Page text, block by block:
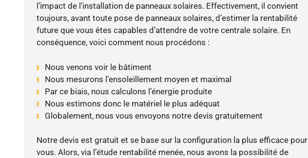
l’impact de l’installation de panneaux solaires. Effectivement, il convient
toujours, avant toute pose de panneaux solaires, d’estimer la rentabilité
future que vous êtes capables d’attendre de votre centrale solaire. En
conséquence, voici comment nous procédons :
Nous venons voir le bâtiment
Nous mesurons l’ensoleillement moyen et maximal
Par ce biais, nous calculons l’énergie produite
Nous estimons donc le matériel le plus adéquat
Globalement, nous vous envoyons notre devis gratuitement
Notre devis est gratuit et se base sur la configuration la plus efficace pour
vous. Alors, via l’étude rentabilité menée, nous avons la possibilité de